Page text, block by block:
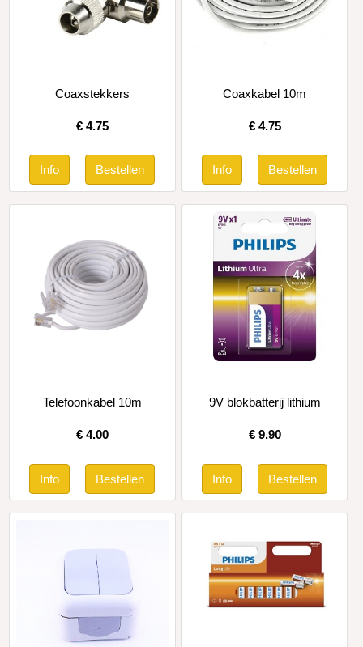
Coaxstekkers
€ 4.75
Coaxkabel 10m
€ 4.75
Telefoonkabel 10m
€ 4.00
9V blokbatterij lithium
€ 9.90